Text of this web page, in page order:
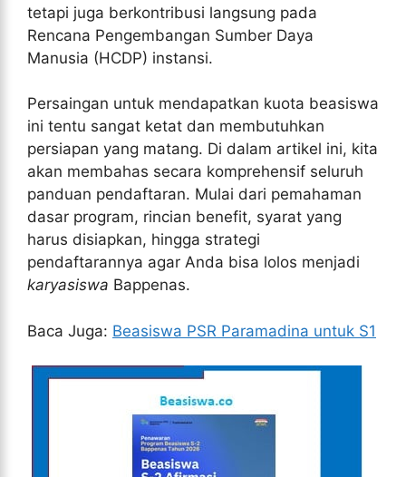
tetapi juga berkontribusi langsung pada
Rencana Pengembangan Sumber Daya
Manusia (HCDP) instansi.
Persaingan untuk mendapatkan kuota beasiswa
ini tentu sangat ketat dan membutuhkan
persiapan yang matang. Di dalam artikel ini, kita
akan membahas secara komprehensif seluruh
panduan pendaftaran. Mulai dari pemahaman
dasar program, rincian benefit, syarat yang
harus disiapkan, hingga strategi
pendaftarannya agar Anda bisa lolos menjadi
karyasiswa Bappenas.
Baca Juga: Beasiswa PSR Paramadina untuk S1